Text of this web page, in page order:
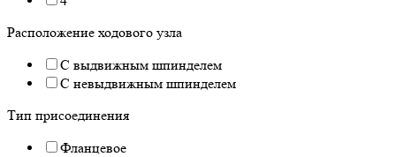
Расположение ходового узла
С выдвижным шпинделем
С невыдвижным шпинделем
Тип присоединения
Фланцевое